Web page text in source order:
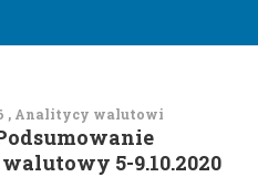
, Analitycy walutowi
5-9.10.2020